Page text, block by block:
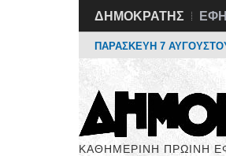
ΔΗΜΟΚΡΑΤΗΣ
ΠΑΡΑΣΚΕΥΗ 7
ΚΑΘΗΜΕΡΙΝΗ ΠΡΩΙΝΗ